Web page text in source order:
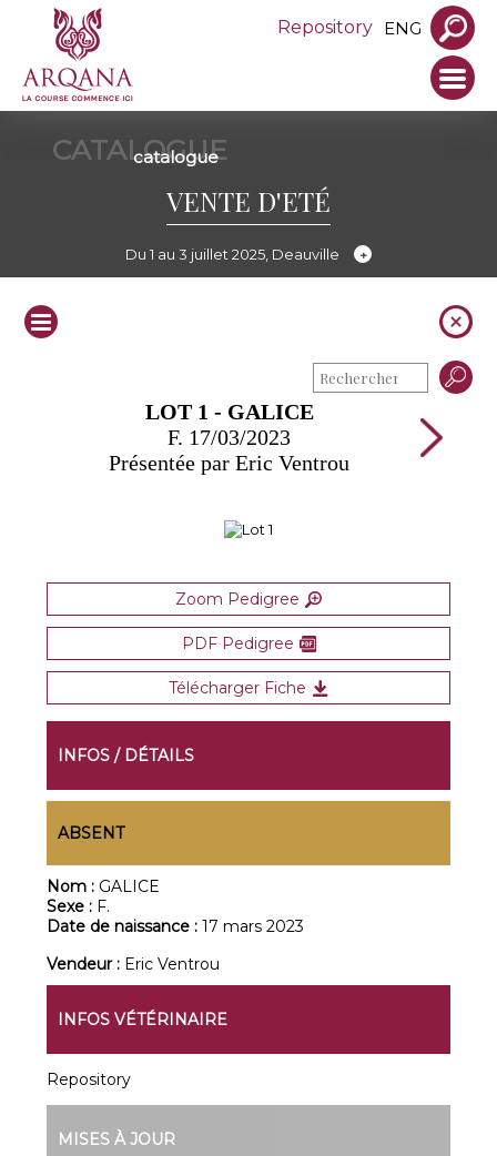
Repository ENG
CATALOGUE
catalogue
VENTE D'ETÉ
Du 1 au 3 juillet 2025, Deauville
LOT 1 - GALICE
F. 17/03/2023
Présentée par Eric Ventrou
Zoom Pedigree
PDF Pedigree
Télécharger Fiche
INFOS / DÉTAILS
ABSENT
Nom : GALICE
Sexe : F.
Date de naissance :17 mars 2023
Vendeur : Eric Ventrou
INFOS VÉTÉRINAIRE
Repository
MISES À JOUR